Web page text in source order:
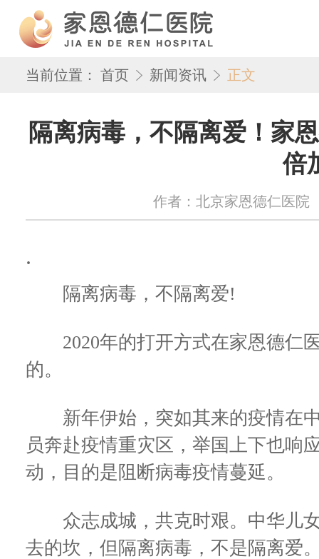
当前位置： 首页 新闻资讯 正文
隔离病毒，不隔离爱！家
倍
作者：北京家恩德仁医院
.
隔离病毒，不隔离爱!
2020年的打开方式在家恩德仁
的。
新年伊始，突如其来的疫情在中
员奔赴疫情重灾区，举国上下也响
动，目的是阻断病毒疫情蔓延。
众志成城，共克时艰。中华儿女
去的坎，但隔离病毒，不是隔离爱